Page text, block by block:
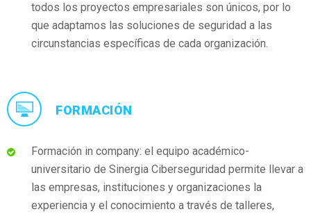
todos los proyectos empresariales son únicos, por lo
que adaptamos las soluciones de seguridad a las
circunstancias específicas de cada organización.
FORMACIÓN
Formación in company: el equipo académico-
universitario de Sinergia Ciberseguridad permite llevar a
las empresas, instituciones y organizaciones la
experiencia y el conocimiento a través de talleres,